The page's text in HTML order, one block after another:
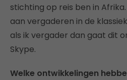
stichting op reis ben in
aan vergaderen in de
als ik vergader dan gaat dit
Skype.
Welke ontwikkelingen